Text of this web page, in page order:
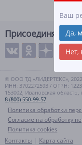
Ваш
Да,
Нет,
Присоединяйтесь
© ООО ТД «ЛИДЕРТЕКС»,
ИНН: 3702272593 / ОГРН:
153002, Ивановская
8 (800) 550-99-57
Политика обработки
Согласие на обработку
Политика cookies
Контакты
Карта сайта